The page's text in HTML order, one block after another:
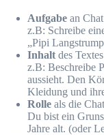
Aufgabe an
z.B: Schreibe
„Pipi
Inhalt des
z.B: Beschreibe
aussieht. Den
Kleidung und
Rolle als die
Du bist ein
Jahre alt. (oder